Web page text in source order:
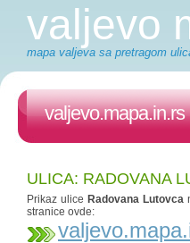
valjevo
mapa valjeva sa pretragom
valjevo.mapa.in.rs
ULICA: RADOVANA
Prikaz ulice Radovana Lutovca
stranice ovde: